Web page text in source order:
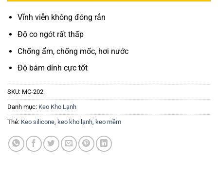
Vĩnh viễn không đóng rắn
Độ co ngót rất thấp
Chống ẩm, chống mốc, hơi nước
Độ bám dính cực tốt
SKU: MC-202
Danh mục: Keo Kho Lạnh
Thẻ: Keo silicone, keo kho lạnh, keo mềm